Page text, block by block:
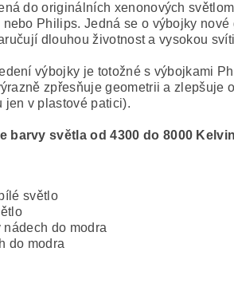
do originálních xenonových
nebo Philips. Jedná se o výbojky
dlouhou životnost a vysokou
výbojky je totožné s výbojkami
zpřesňuje geometrii a
jen v plastové patici).
barvy světla od 4300 do 8000
světlo
do modra
do modra